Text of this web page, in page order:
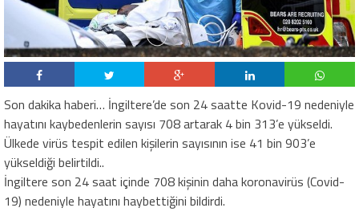
Son dakika haberi… İngiltere’de son 24 saatte Kovid-19 nedeniyle
hayatını kaybedenlerin sayısı 708 artarak 4 bin 313’e yükseldi.
Ülkede virüs tespit edilen kişilerin sayısının ise 41 bin 903’e
yükseldiği belirtildi..
İngiltere son 24 saat içinde 708 kişinin daha koronavirüs (Covid-
19) nedeniyle hayatını haybettiğini bildirdi.